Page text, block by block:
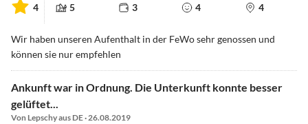
4 5 3 4 4
Wir haben unseren Aufenthalt in der FeWo sehr genossen und
können sie nur empfehlen
Ankunft war in Ordnung. Die Unterkunft konnte besser
gelüftet...
Von Lepschy aus DE · 26.08.2019